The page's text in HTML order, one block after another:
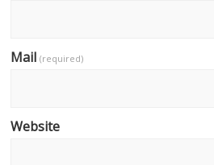
Mail(required)
Website